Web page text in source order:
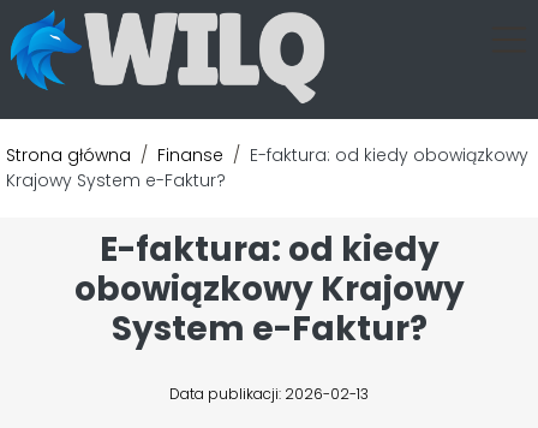
Strona główna / Finanse / E-faktura: od kiedy obowiązkowy
Krajowy System e-Faktur?
E-faktura: od kiedy
obowiązkowy Krajowy
System e-Faktur?
Data publikacji: 2026-02-13